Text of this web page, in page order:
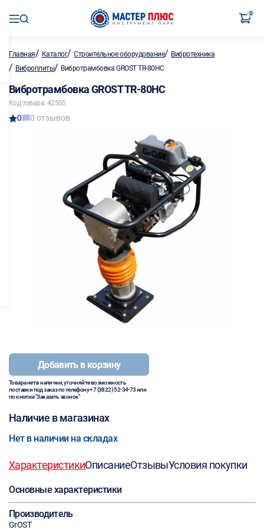
0
Главная/ Каталог/Строительное оборудование/ Вибротехника
/ Виброплиты/ Вибротрамбовка GROST TR-80HC
Вибротрамбовка GROST TR-80HC
Код товара: 42505
0 0 отзывов
Добавить в корзину
Товара нет в наличии, уточняйте возможность
поставки под заказ по телефону+7 (3822) 52-34-73или
по кнопке "Заказать звонок"
Наличие в магазинах
Нет в наличии на складах
ХарактеристикиОписаниеОтзывыУсловия покупки
Основные характеристики
Производитель
GrOST